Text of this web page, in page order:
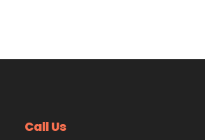
Call Us